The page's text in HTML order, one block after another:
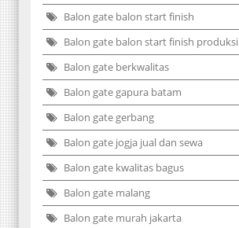
Balon gate balon start finish
Balon gate balon start finish produksi
Balon gate berkwalitas
Balon gate gapura batam
Balon gate gerbang
Balon gate jogja jual dan sewa
Balon gate kwalitas bagus
Balon gate malang
Balon gate murah jakarta